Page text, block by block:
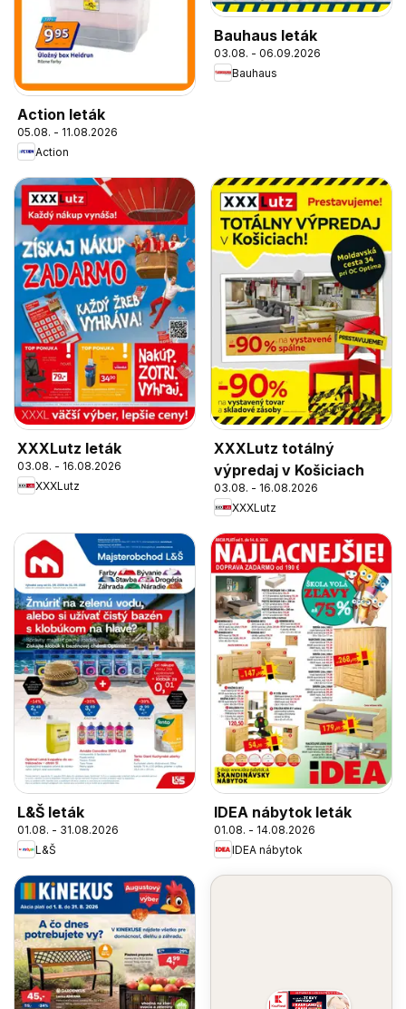
Action leták
05.08. - 11.08.2026
Action
Bauhaus leták
03.08. - 06.09.2026
Bauhaus
XXXLutz leták
03.08. - 16.08.2026
XXXLutz
XXXLutz totálný
výpredaj v Košiciach
03.08. - 16.08.2026
XXXLutz
L&Š leták
01.08. - 31.08.2026
L&Š
IDEA nábytok leták
01.08. - 14.08.2026
IDEA nábytok